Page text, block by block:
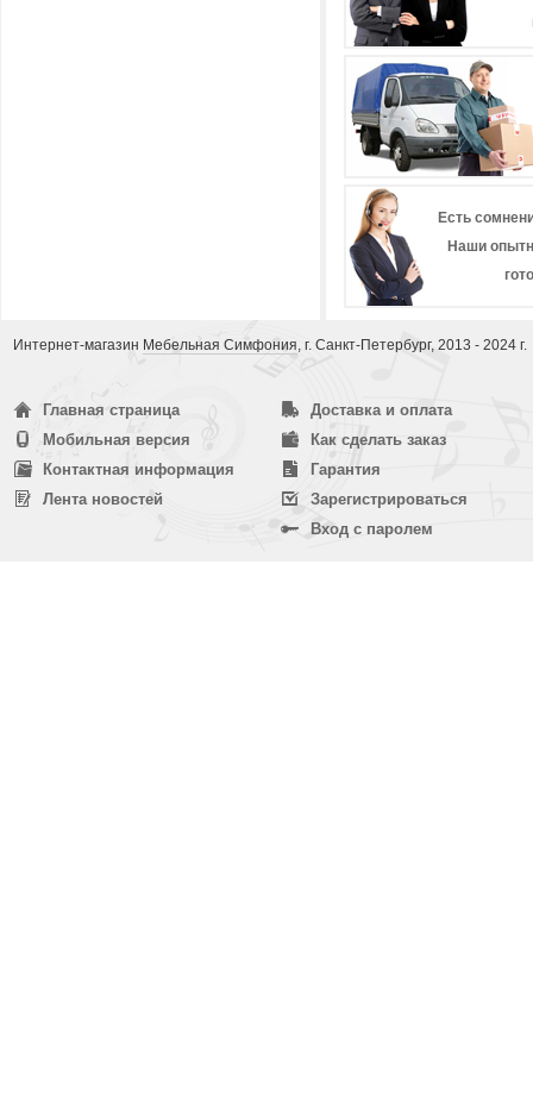
Есть
Наши
Интернет-магазин Мебельная Симфония, г. Санкт-Петербург, 2013 - 2024 г.
Главная страница
Мобильная версия
Контактная информация
Лента новостей
Доставка и оплата
Как сделать заказ
Гарантия
Зарегистрироваться
Вход с паролем